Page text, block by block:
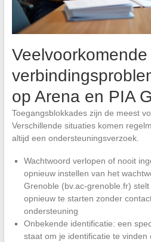
Veelvoorkomende
op Arena en PIA
Toegangsblokkades zijn de meest
Verschillende situaties komen
altijd een ondersteuningsverzoek.
Wachtwoord verlopen of nooit
opnieuw instellen van het
Grenoble (bv.ac-grenoble.fr)
opnieuw te starten zonder
ondersteuning
Onbekende identificatie: een
staat om je identificatie te vinden